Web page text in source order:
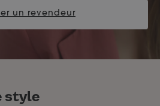
un revendeur
style